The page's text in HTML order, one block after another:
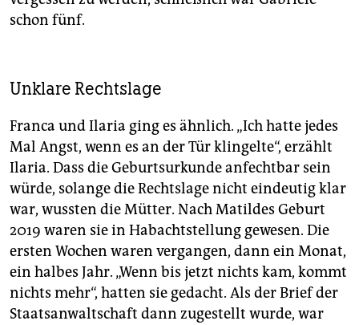
schon fünf.
Unklare Rechtslage
Franca und Ilaria ging es ähnlich. „Ich hatte jedes
Mal Angst, wenn es an der Tür klingelte“, erzählt
Ilaria. Dass die Geburtsurkunde anfechtbar sein
würde, solange die Rechtslage nicht eindeutig klar
war, wussten die Mütter. Nach Matildes Geburt
2019 waren sie in Habachtstellung gewesen. Die
ersten Wochen waren vergangen, dann ein Monat,
ein halbes Jahr. „Wenn bis jetzt nichts kam, kommt
nichts mehr“, hatten sie gedacht. Als der Brief der
Staatsanwaltschaft dann zugestellt wurde, war